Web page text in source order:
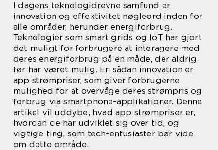
I dagens teknologidrevne samfund er
innovation og effektivitet nøgleord inden for
alle områder, herunder energiforbrug.
Teknologier som smart grids og IoT har gjort
det muligt for forbrugere at interagere med
deres energiforbrug på en måde, der aldrig
før har været mulig. En sådan innovation er
app strømpriser, som giver forbrugerne
mulighed for at overvåge deres strømpris og
forbrug via smartphone-applikationer. Denne
artikel vil uddybe, hvad app strømpriser er,
hvordan de har udviklet sig over tid, og
vigtige ting, som tech-entusiaster bør vide
om dette område.